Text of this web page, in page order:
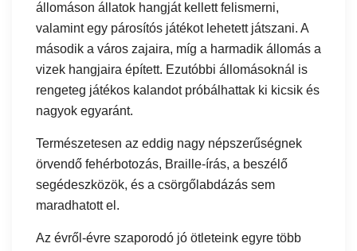
állomáson állatok hangját kellett felismerni,
valamint egy párosítós játékot lehetett játszani. A
második a város zajaira, míg a harmadik állomás a
vizek hangjaira épített. Ezutóbbi állomásoknál is
rengeteg játékos kalandot próbálhattak ki kicsik és
nagyok egyaránt.
Természetesen az eddig nagy népszerűségnek
örvendő fehérbotozás, Braille-írás, a beszélő
segédeszközök, és a csörgőlabdázás sem
maradhatott el.
Az évről-évre szaporodó jó ötleteink egyre több